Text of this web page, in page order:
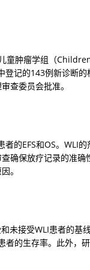
童肿瘤学组（
登记的143例新诊断
查委员会批准。
的EFS和OS。WLI
确保放疗记录的准
。
未接受WLI患者的
者的生存率。此外，